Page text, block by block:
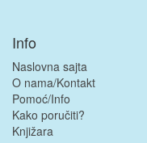
Info
Naslovna sajta
O nama/Kontakt
Pomoć/Info
Kako poručiti?
Knjižara